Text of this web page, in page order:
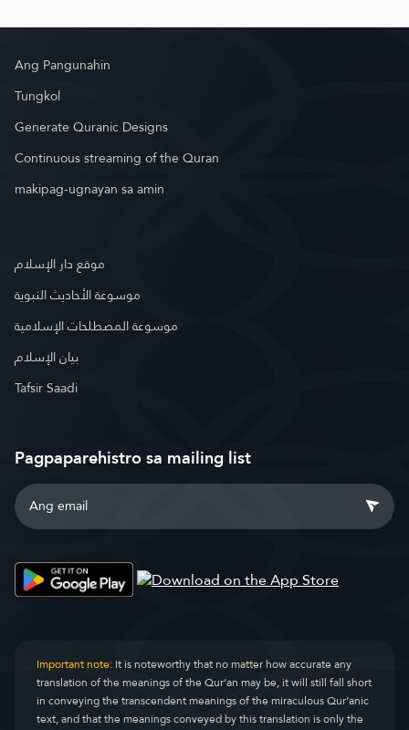
Ang Pangunahin
Tungkol
Generate Quranic Designs
Continuous streaming of the Quran
makipag-ugnayan sa amin
موقع دار الإسلام
موسوعة الأحاديث النبوية
موسوعة المصطلحات الإسلامية
بيان الإسلام
Tafsir Saadi
Pagpaparehistro sa mailing list
Important note:It is noteworthy that no matter how accurate any
translation of the meanings of the Qur’an may be, it will still fall short
in conveying the transcendent meanings of the miraculous Qur’anic
text, and that the meanings conveyed by this translation is only the